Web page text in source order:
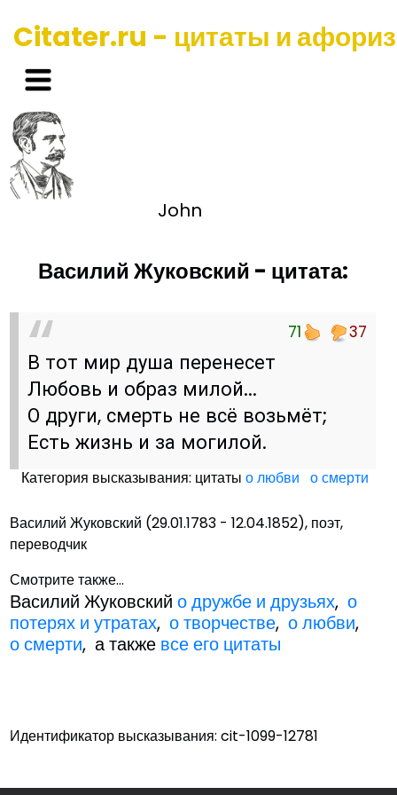
Citater.ru - цитаты и
John
Василий Жуковский - цитата:
71 37
В тот мир душа перенесет
Любовь и образ милой...
О други, смерть не всё возьмёт;
Есть жизнь и за могилой.
Категория высказывания: цитатыо любви о смерти
Василий Жуковский (29.01.1783 - 12.04.1852), поэт,
переводчик
Смотрите также...
Василий Жуковскийо дружбе и друзьях,о
потерях и утратах,о творчестве,о любви,
о смерти, а также все его цитаты
Идентификатор высказывания: cit-1099-12781